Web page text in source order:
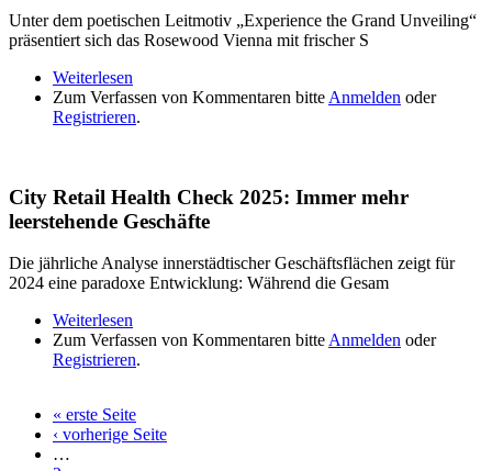
Unter dem poetischen Leitmotiv „Experience the Grand Unveiling“
präsentiert sich das Rosewood Vienna mit frischer S
Weiterlesen
Vienna
Zum Verfassen von Kommentaren bitte Anmelden oder
Registrieren.
City Retail Health Check 2025: Immer mehr
leerstehende Geschäfte
Die jährliche Analyse innerstädtischer Geschäftsflächen zeigt für
2024 eine paradoxe Entwicklung: Während die Gesam
Weiterlesen
leerstehende Geschäfte
Zum Verfassen von Kommentaren bitteAnmelden oder
Registrieren.
Seiten« erste Seite
‹ vorherige Seite
…